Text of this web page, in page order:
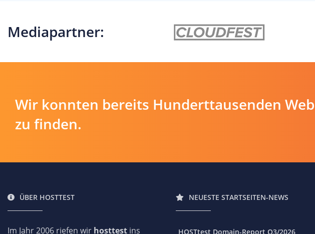
Mediapartner:
Wir konnten bereits Hunderttausenden
zu finden.
ÜBER HOSTTEST
Im Jahr 2006 riefen wir hosttest ins
NEUESTE STARTSEITEN-NEWS
HOSTtest Domain-Report Q3/2026